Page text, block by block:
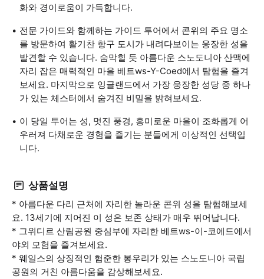
화와 경이로움이 가득합니다.
전문 가이드와 함께하는 가이드 투어에서 콘위의 주요 명소
를 방문하여 활기찬 항구 도시가 내려다보이는 웅장한 성을
발견할 수 있습니다. 숨막힐 듯 아름다운 스노도니아 산맥에
자리 잡은 매력적인 마을 베트ws-Y-Coed에서 탐험을 즐겨
보세요. 마지막으로 잉글랜드에서 가장 웅장한 성당 중 하나
가 있는 체스터에서 숨겨진 비밀을 밝혀보세요.
이 당일 투어는 성, 멋진 풍경, 흥미로운 마을이 조화롭게 어
우러져 다채로운 경험을 즐기는 분들에게 이상적인 선택입
니다.
상품설명
* 아름다운 다리 근처에 자리한 놀라운 콘위 성을 탐험해보세
요. 13세기에 지어진 이 성은 보존 상태가 매우 뛰어납니다.
* 그위디르 산림공원 중심부에 자리한 베트ws-이-코에드에서
야외 모험을 즐겨보세요.
* 웨일스의 상징적인 험준한 봉우리가 있는 스노도니아 국립
공원의 거친 아름다움을 감상해보세요.